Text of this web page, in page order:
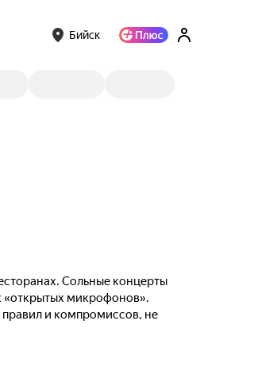
Бийск
Сольные концерты
«открытых микрофонов».
правил и компромиссов, не